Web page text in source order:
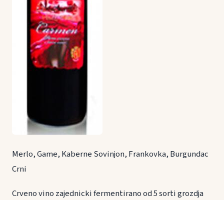
Merlo, Game, Kaberne Sovinjon, Frankovka, Burgundac
Crni
Crveno vino zajednicki fermentirano od 5 sorti grozdja